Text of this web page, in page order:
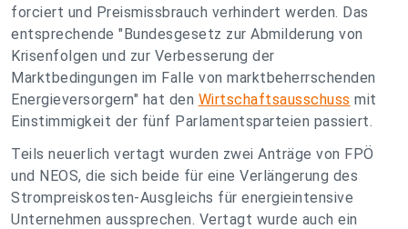
forciert und Preismissbrauch verhindert werden. Das
entsprechende "Bundesgesetz zur Abmilderung von
Krisenfolgen und zur Verbesserung der
Marktbedingungen im Falle von marktbeherrschenden
Energieversorgern" hat den Wirtschaftsausschuss mit
Einstimmigkeit der fünf Parlamentsparteien passiert.
Teils neuerlich vertagt wurden zwei Anträge von FPÖ
und NEOS, die sich beide für eine Verlängerung des
Strompreiskosten-Ausgleichs für energieintensive
Unternehmen aussprechen. Vertagt wurde auch ein